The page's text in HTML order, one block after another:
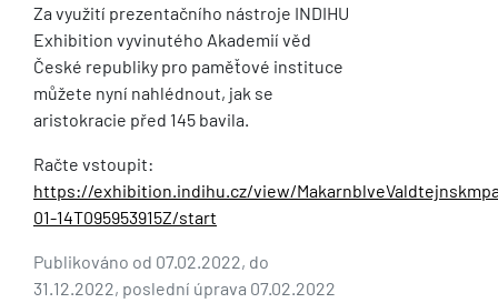
Za využití prezentačního nástroje INDIHU
Exhibition vyvinutého Akademií věd
České republiky pro paměťové instituce
můžete nyní nahlédnout, jak se
aristokracie před 145 bavila.
Račte vstoupit:
https://exhibition.indihu.cz/view/
01-14T095953915Z/start
Publikováno od 07.02.2022, do
31.12.2022, poslední úprava 07.02.2022